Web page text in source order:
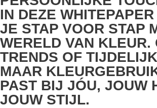
IN DEZE
JE STAP VOOR STAP
WERELD VAN KLEUR.
TRENDS OF
MAAR
PAST BIJ JÓU, JOUW
JOUW STIJL.